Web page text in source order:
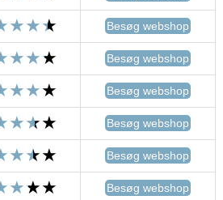
Besøg webshop
Besøg webshop
Besøg webshop
Besøg webshop
Besøg webshop
Besøg webshop